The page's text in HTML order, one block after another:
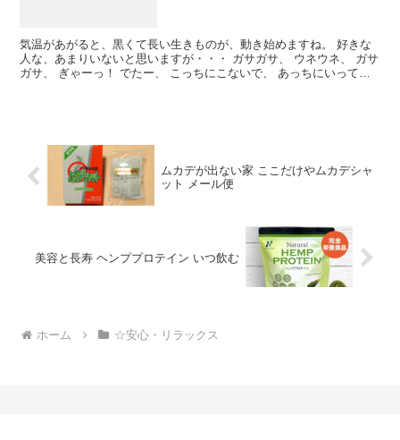
気温があがると、黒くて長い生きものが、動き始めますね。 好きな
人な、あまりいないと思いますが・・・ ガサガサ、 ウネウネ、 ガサ
ガサ、 ぎゃーっ！ でたー、 こっちにこないで、 あっちにいって、
ムカデが出ない家 ここだけやムカデシャ
ット メール便
美容と長寿 ヘンププロテイン いつ飲む
ホーム ☆安心・リラックス